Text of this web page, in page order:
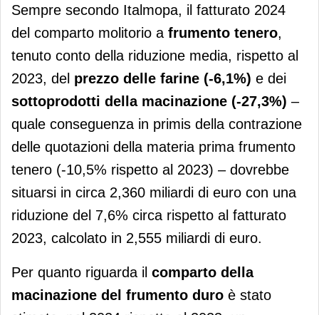
Sempre secondo Italmopa, il fatturato 2024
del comparto molitorio a frumento tenero,
tenuto conto della riduzione media, rispetto al
2023, del prezzo delle farine (-6,1%) e dei
sottoprodotti della macinazione (-27,3%) –
quale conseguenza in primis della contrazione
delle quotazioni della materia prima frumento
tenero (-10,5% rispetto al 2023) – dovrebbe
situarsi in circa 2,360 miliardi di euro con una
riduzione del 7,6% circa rispetto al fatturato
2023, calcolato in 2,555 miliardi di euro.
Per quanto riguarda il comparto della
macinazione del frumento duro è stato